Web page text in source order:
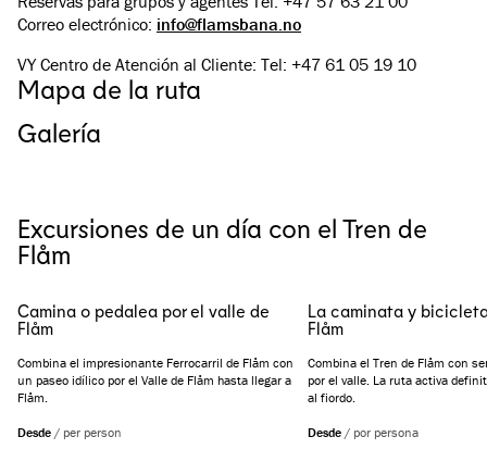
Correo electrónico: info@flamsbana.no
VY Centro de Atención al Cliente: Tel: +47 61 05 19 10
Mapa de la ruta
Galería
Excursiones de un día con el Tren de
Flåm
Camina o pedalea por el valle de
Flåm
Combina el impresionante Ferrocarril de Flåm con
un paseo idílico por el Valle de Flåm hasta llegar a
Flåm.
Desde / per person
La caminata y
Flåm
Combina el Tren de Flåm con
por el valle. La ruta activa
al fiordo.
Desde / por persona